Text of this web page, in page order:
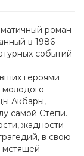
роман
в 1986
событий
героями
Акбары,
самой Степи.
жадности
в свою
мстящей